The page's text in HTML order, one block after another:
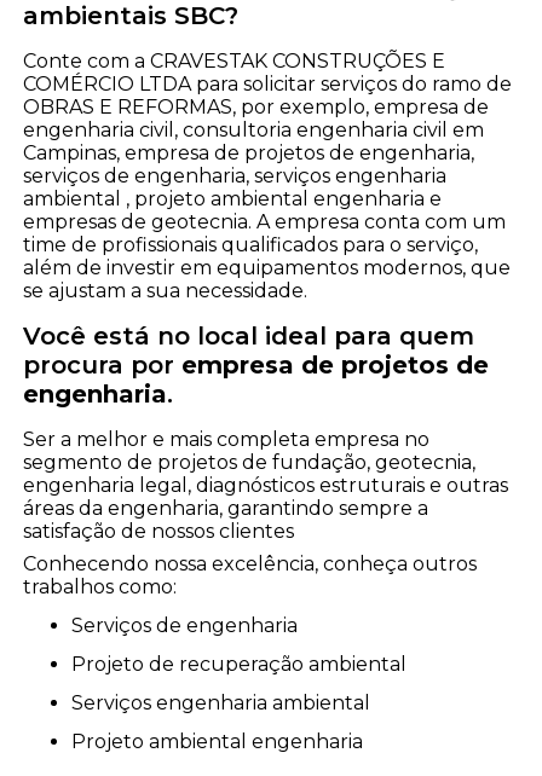
ambientais SBC?
Conte com a CRAVESTAK CONSTRUÇÕES E
COMÉRCIO LTDA para solicitar serviços do ramo de
OBRAS E REFORMAS, por exemplo, empresa de
engenharia civil, consultoria engenharia civil em
Campinas, empresa de projetos de engenharia,
serviços de engenharia, serviços engenharia
ambiental , projeto ambiental engenharia e
empresas de geotecnia. A empresa conta com um
time de profissionais qualificados para o serviço,
além de investir em equipamentos modernos, que
se ajustam a sua necessidade.
Você está no local ideal para quem
procura por empresa de projetos de
engenharia.
Ser a melhor e mais completa empresa no
segmento de projetos de fundação, geotecnia,
engenharia legal, diagnósticos estruturais e outras
áreas da engenharia, garantindo sempre a
satisfação de nossos clientes
Conhecendo nossa excelência, conheça outros
trabalhos como:
serviços de engenharia
projeto de recuperação ambiental
serviços engenharia ambiental
projeto ambiental engenharia